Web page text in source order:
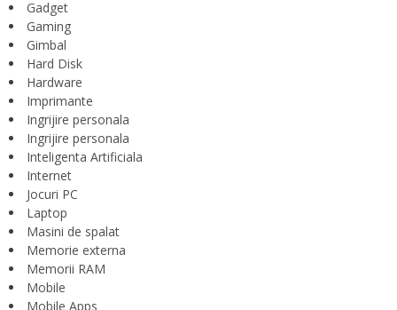
Gadget
Gaming
Gimbal
Hard Disk
Hardware
Imprimante
Ingrijire personala
Ingrijire personala
Inteligenta Artificiala
Internet
Jocuri PC
Laptop
Masini de spalat
Memorie externa
Memorii RAM
Mobile
Mobile Apps